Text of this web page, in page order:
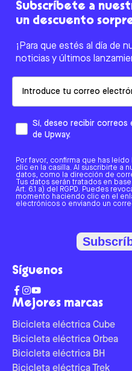
Mejores marcas
Bicicleta eléctrica Cube
Bicicleta eléctrica Orbea
Bicicleta eléctrica BH
Bicicleta eléctrica Trek
Subscríbete a
un descuento
¡Para que estés al día de
noticias y últimos
Sí, deseo recibir correos
de Upway.
Por favor, confirma que has
clic en la casilla. Al suscribirte a
datos, como la dirección de
Tus datos serán tratados en
Art. 6.1 a) del RGPD. Puedes
momento haciendo clic en el
electrónicos o enviando un
Síguenos